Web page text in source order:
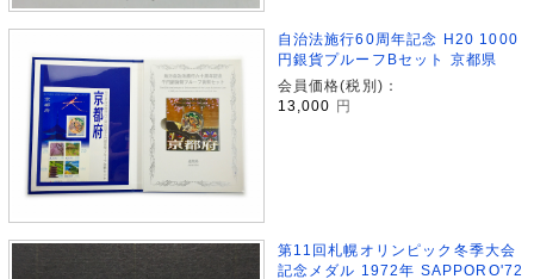
自治法施行60周年記念 H20 1000
円銀貨プルーフBセット 京都県
会員価格(税別)：
13,000 円
第11回札幌オリンピック冬季大会
記念メダル 1972年 SAPPORO'72